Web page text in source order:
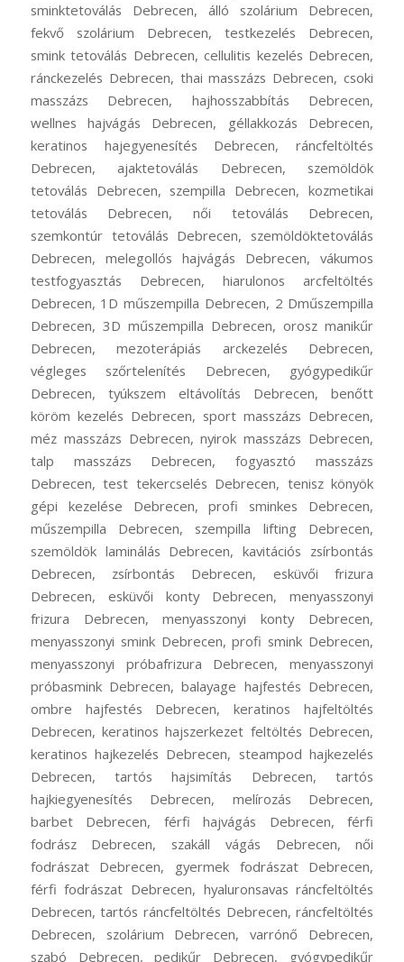
sminktetoválás Debrecen, álló szolárium Debrecen,
fekvő szolárium Debrecen, testkezelés Debrecen,
smink tetoválás Debrecen, cellulitis kezelés Debrecen,
ránckezelés Debrecen, thai masszázs Debrecen, csoki
masszázs Debrecen, hajhosszabbítás Debrecen,
wellnes hajvágás Debrecen, géllakkozás Debrecen,
keratinos hajegyenesítés Debrecen, ráncfeltöltés
Debrecen, ajaktetoválás Debrecen, szemöldök
tetoválás Debrecen, szempilla Debrecen, kozmetikai
tetoválás Debrecen, női tetoválás Debrecen,
szemkontúr tetoválás Debrecen, szemöldöktetoválás
Debrecen, melegollós hajvágás Debrecen, vákumos
testfogyasztás Debrecen, hiarulonos arcfeltöltés
Debrecen, 1D műszempilla Debrecen, 2 Dműszempilla
Debrecen, 3D műszempilla Debrecen, orosz manikűr
Debrecen, mezoterápiás arckezelés Debrecen,
végleges szőrtelenítés Debrecen, gyógypedikűr
Debrecen, tyúkszem eltávolítás Debrecen, benőtt
köröm kezelés Debrecen, sport masszázs Debrecen,
méz masszázs Debrecen, nyirok masszázs Debrecen,
talp masszázs Debrecen, fogyasztó masszázs
Debrecen, test tekercselés Debrecen, tenisz könyök
gépi kezelése Debrecen, profi sminkes Debrecen,
műszempilla Debrecen, szempilla lifting Debrecen,
szemöldök laminálás Debrecen, kavitációs zsírbontás
Debrecen, zsírbontás Debrecen, esküvői frizura
Debrecen, esküvői konty Debrecen, menyasszonyi
frizura Debrecen, menyasszonyi konty Debrecen,
menyasszonyi smink Debrecen, profi smink Debrecen,
menyasszonyi próbafrizura Debrecen, menyasszonyi
próbasmink Debrecen, balayage hajfestés Debrecen,
ombre hajfestés Debrecen, keratinos hajfeltöltés
Debrecen, keratinos hajszerkezet feltöltés Debrecen,
keratinos hajkezelés Debrecen, steampod hajkezelés
Debrecen, tartós hajsimítás Debrecen, tartós
hajkiegyenesítés Debrecen, melírozás Debrecen,
barbet Debrecen, férfi hajvágás Debrecen, férfi
fodrász Debrecen, szakáll vágás Debrecen, női
fodrászat Debrecen, gyermek fodrászat Debrecen,
férfi fodrászat Debrecen, hyaluronsavas ráncfeltöltés
Debrecen, tartós ráncfeltöltés Debrecen, ráncfeltöltés
Debrecen, szolárium Debrecen, varrónő Debrecen,
szabó Debrecen, pedikűr Debrecen, gyógypedikűr